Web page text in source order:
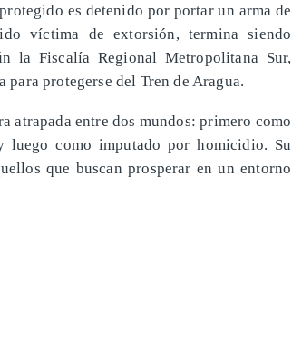
es detenido por portar un arma de
víctima de extorsión, termina siendo
la Fiscalía Regional Metropolitana Sur,
protegerse del Tren de Aragua.
atrapada entre dos mundos: primero como
luego como imputado por homicidio. Su
que buscan prosperar en un entorno